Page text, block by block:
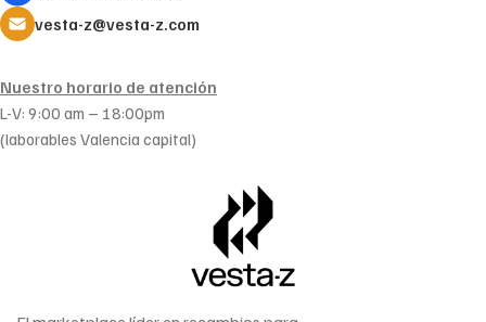
vesta-z@vesta-z.com
Nuestro horario de atención
L-V: 9:00 am – 18:00pm
(laborables Valencia capital)